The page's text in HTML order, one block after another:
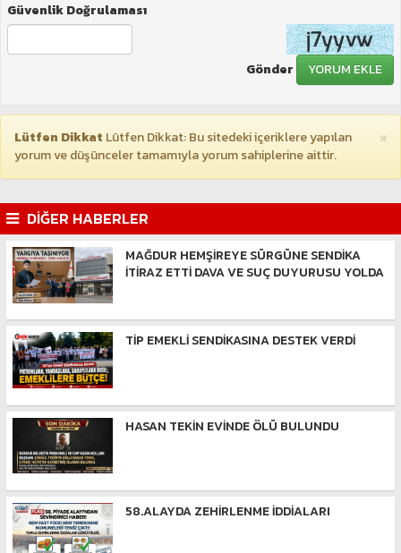
Güvenlik Doğrulaması
Gönder YORUM EKLE
×
Lütfen Dikkat Lütfen Dikkat: Bu sitedeki içeriklere yapılan
yorum ve düşünceler tamamıyla yorum sahiplerine aittir.
DİĞER HABERLER
MAĞDUR HEMŞİREYE SÜRGÜNE SENDİKA
İTİRAZ ETTİ DAVA VE SUÇ DUYURUSU YOLDA
TİP EMEKLİ SENDİKASINA DESTEK VERDİ
HASAN TEKİN EVİNDE ÖLÜ BULUNDU
58.ALAYDA ZEHİRLENME İDDİALARI